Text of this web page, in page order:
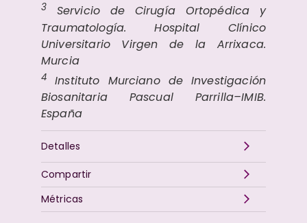
3
Servicio de Cirugía Ortopédica y
Traumatología. Hospital Clínico
Universitario Virgen de la Arrixaca.
Murcia
4
Instituto Murciano de Investigación
Biosanitaria Pascual Parrilla–IMIB.
España
Detalles
Métricas
Compartir